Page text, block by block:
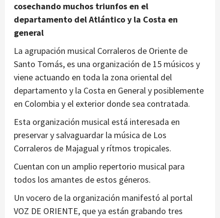
cosechando muchos triunfos en el
departamento del Atlántico y la Costa en
general
La agrupación musical Corraleros de Oriente de
Santo Tomás, es una organización de 15 músicos y
viene actuando en toda la zona oriental del
departamento y la Costa en General y posiblemente
en Colombia y el exterior donde sea contratada.
Esta organización musical está interesada en
preservar y salvaguardar la música de Los
Corraleros de Majagual y rítmos tropicales.
Cuentan con un amplio repertorio musical para
todos los amantes de estos géneros.
Un vocero de la organización manifestó al portal
VOZ DE ORIENTE, que ya están grabando tres